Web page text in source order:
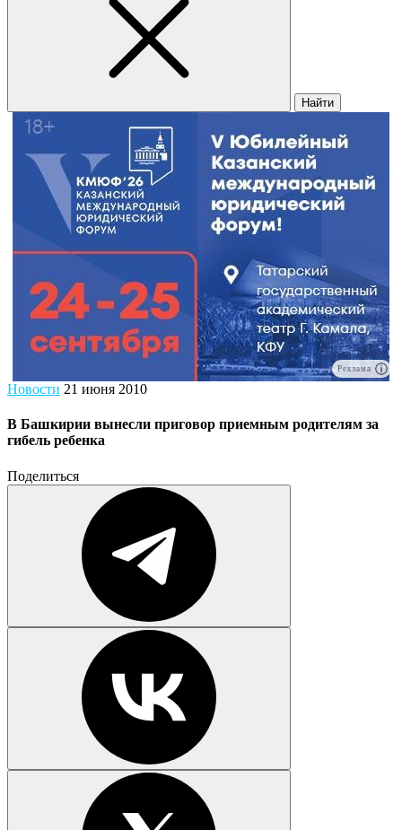
Найти
Реклама
Новости 21 июня 2010
В Башкирии вынесли приговор приемным родителям за
гибель ребенка
Поделиться